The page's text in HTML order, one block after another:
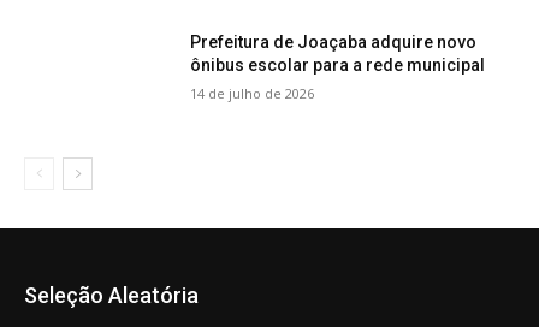
Prefeitura de Joaçaba adquire novo
ônibus escolar para a rede municipal
14 de julho de 2026
Seleção Aleatória